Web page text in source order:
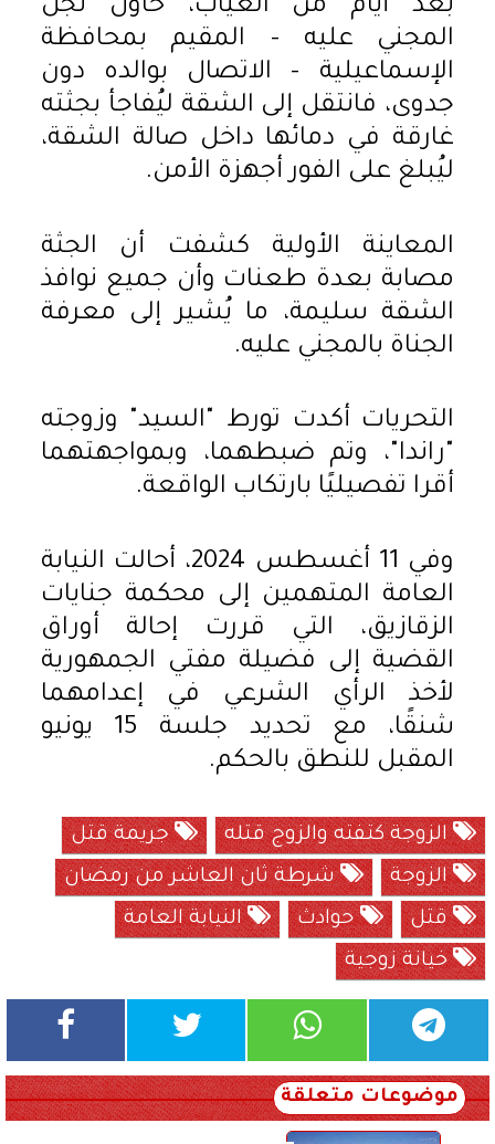
بعد أيام من الغياب، حاول نجل
المجني عليه – المقيم بمحافظة
الإسماعيلية – الاتصال بوالده دون
جدوى، فانتقل إلى الشقة ليُفاجأ بجثته
غارقة في دمائها داخل صالة الشقة،
ليُبلغ على الفور أجهزة الأمن.
المعاينة الأولية كشفت أن الجثة
مصابة بعدة طعنات وأن جميع نوافذ
الشقة سليمة، ما يُشير إلى معرفة
الجناة بالمجني عليه.
التحريات أكدت تورط "السيد" وزوجته
"راندا"، وتم ضبطهما، وبمواجهتهما
أقرا تفصيليًا بارتكاب الواقعة.
وفي 11 أغسطس 2024، أحالت النيابة
العامة المتهمين إلى محكمة جنايات
الزقازيق، التي قررت إحالة أوراق
القضية إلى فضيلة مفتي الجمهورية
لأخذ الرأي الشرعي في إعدامهما
شنقًا، مع تحديد جلسة 15 يونيو
المقبل للنطق بالحكم.
الزوجة كتفته والزوج قتله
جريمة قتل
الزوجة
شرطة ثان العاشر من رمضان
قتل
حوادث
النيابة العامة
خيانة زوجية
موضوعات متعلقة